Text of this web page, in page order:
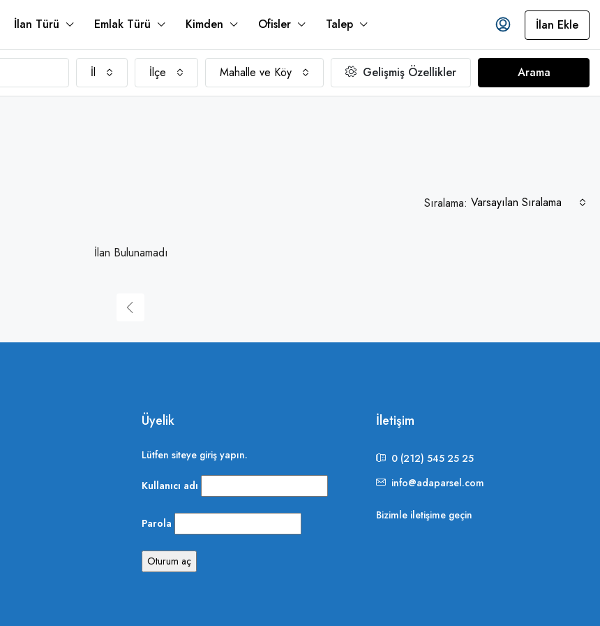
İlan Türü Emlak Türü Kimden Ofisler Talep İlan Ekle
İl İlçe Mahalle ve Köy Gelişmiş Özellikler Arama
Sıralama: Varsayılan Sıralama
İlan Bulunamadı
Üyelik
Lütfen siteye giriş yapın.
Kullanıcı adı
Parola
İletişim
0 (212) 545 25 25
info@adaparsel.com
Bizimle iletişime geçin